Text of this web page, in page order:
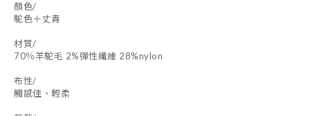
顏色/
駝色＋丈青
材質/
70％羊駝毛 2%彈性纖維 28%nylon
布性/
觸感佳、輕柔